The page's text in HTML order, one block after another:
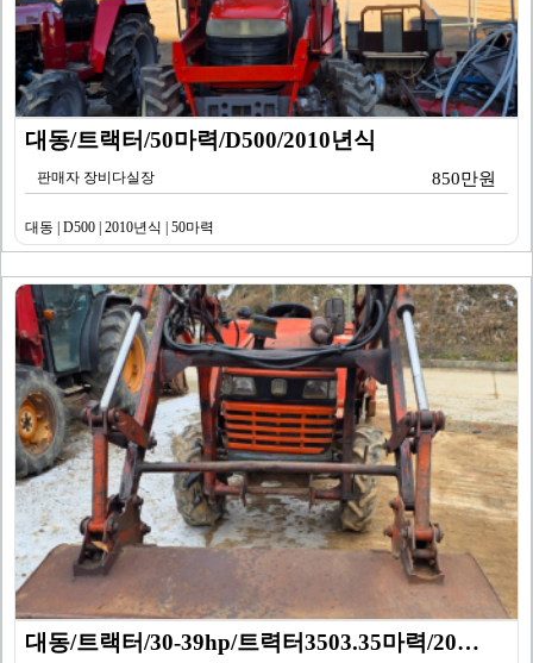
대동/트랙터/50마력/D500/2010년식
판매자 장비다실장 850만원
대동 | D500 | 2010년식 | 50마력
대동/트랙터/30-39hp/트력터3503.35마력/20…